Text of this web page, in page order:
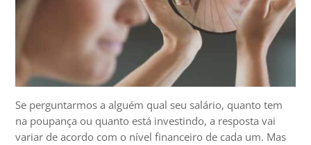
Se perguntarmos a alguém qual seu salário, quanto tem
na poupança ou quanto está investindo, a resposta vai
variar de acordo com o nível financeiro de cada um. Mas